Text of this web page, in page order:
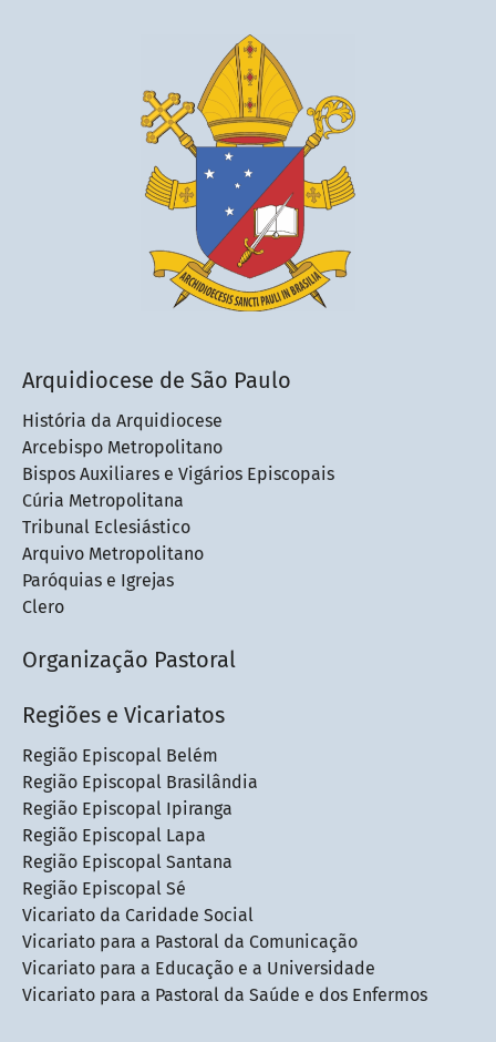
Arquidiocese de São Paulo
História da Arquidiocese
Arcebispo Metropolitano
Bispos Auxiliares e Vigários Episcopais
Cúria Metropolitana
Tribunal Eclesiástico
Arquivo Metropolitano
Paróquias e Igrejas
Clero
Organização Pastoral
Regiões e Vicariatos
Região Episcopal Belém
Região Episcopal Brasilândia
Região Episcopal Ipiranga
Região Episcopal Lapa
Região Episcopal Santana
Região Episcopal Sé
Vicariato da Caridade Social
Vicariato para a Pastoral da Comunicação
Vicariato para a Educação e a Universidade
Vicariato para a Pastoral da Saúde e dos Enfermos